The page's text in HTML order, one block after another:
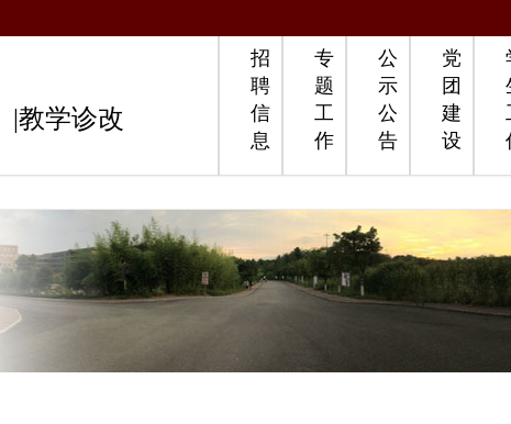
|教学诊改
党
团
建
设
公
示
公
告
专
题
工
作
招
聘
信
息